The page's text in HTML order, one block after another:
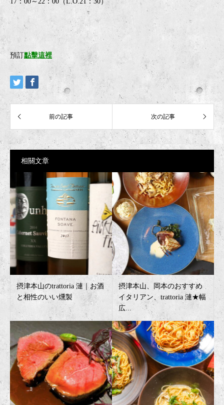
預訂點擊這裡
相關文章
摂津本山のtrattoria 漣｜お酒
と相性のいい燻製
摂津本山、岡本のおすすめ
イタリアン、trattoria 漣★幅
広...